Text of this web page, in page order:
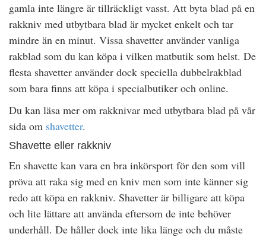
gamla inte längre är tillräckligt vasst. Att byta blad på en
rakkniv med utbytbara blad är mycket enkelt och tar
mindre än en minut. Vissa shavetter använder vanliga
rakblad som du kan köpa i vilken matbutik som helst. De
flesta shavetter använder dock speciella dubbelrakblad
som bara finns att köpa i specialbutiker och online.
Du kan läsa mer om rakknivar med utbytbara blad på vår
sida om shavetter.
Shavette eller rakkniv
En shavette kan vara en bra inkörsport för den som vill
pröva att raka sig med en kniv men som inte känner sig
redo att köpa en rakkniv. Shavetter är billigare att köpa
och lite lättare att använda eftersom de inte behöver
underhåll. De håller dock inte lika länge och du måste